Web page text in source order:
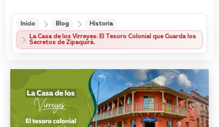
Inicio Blog Historia
La Casa de los Virreyes: El Tesoro Colonial que Guarda los
Secretos de Zipaquirá.